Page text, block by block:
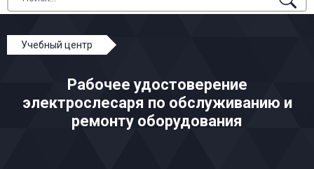
Учебный центр
Общие профессии горных и горнокапитальных работ
Электрослесарь по обслуживанию и ремонту
оборудования
Рабочее удостоверение
электрослесаря по обслуживанию и
ремонту оборудования